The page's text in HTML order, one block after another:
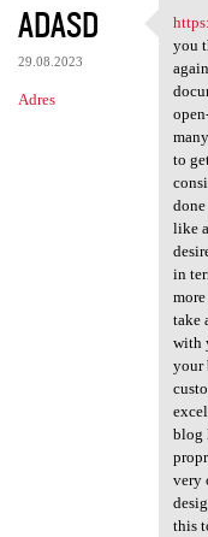
ADASD
29.08.2023
Adres
you
to
like
in
take
with
your
blog
very
this